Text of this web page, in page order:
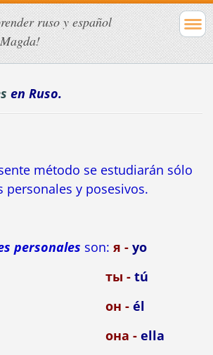
ruso y español
en Ruso.
método se estudiarán sólo
personales y posesivos.
personales son: я - yo
- tú
- él
- ella